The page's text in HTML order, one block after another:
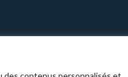
| Développé parRara Theme